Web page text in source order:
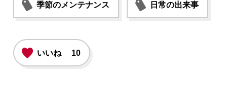
季節のメンテナンス 日常の出来事
いいね 10